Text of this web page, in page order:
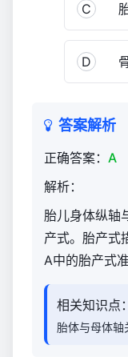
C
D
答案解析
正确答案： A
解析：
胎儿身体纵轴
产式。胎产式
A中的胎产式
相关知识点：
胎体与母体